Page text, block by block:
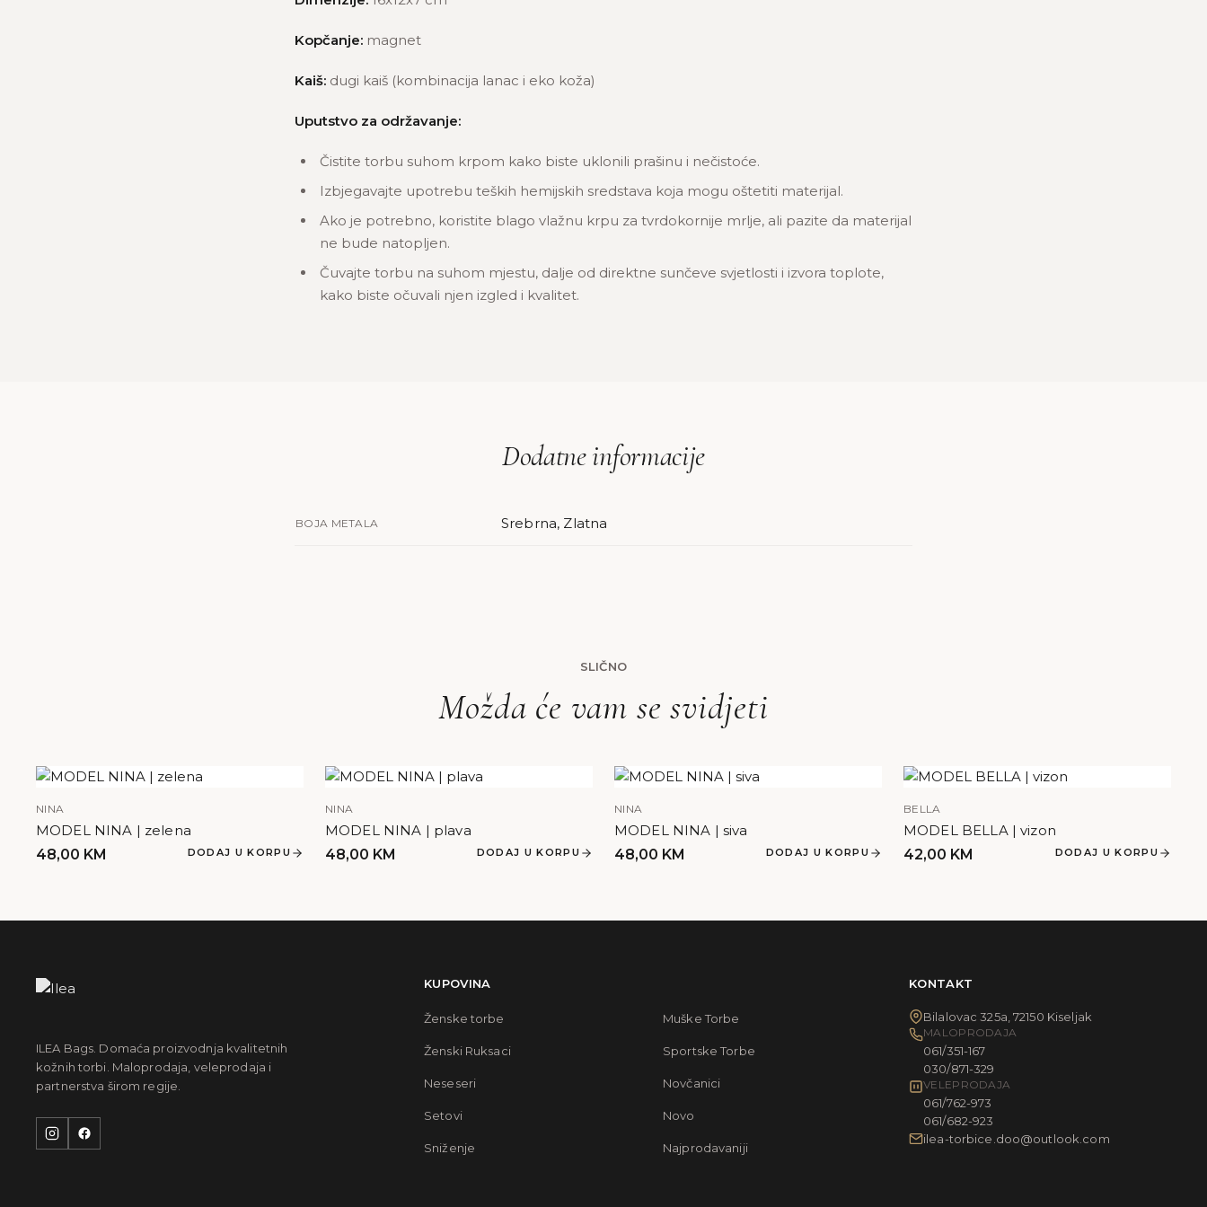
Kopčanje: magnet
Kaiš: dugi kaiš (kombinacija lanac i eko koža)
Uputstvo za održavanje:
Čistite torbu suhom krpom kako biste uklonili prašinu i nečistoće.
Izbjegavajte upotrebu teških hemijskih sredstava koja mogu oštetiti materijal.
Ako je potrebno, koristite blago vlažnu krpu za tvrdokornije mrlje, ali pazite da materijal
ne bude natopljen.
Čuvajte torbu na suhom mjestu, dalje od direktne sunčeve svjetlosti i izvora toplote,
kako biste očuvali njen izgled i kvalitet.
Dodatne informacije
BOJA METALA Srebrna, Zlatna
SLIČNO
Možda će vam se svidjeti
NINA
MODEL NINA | zelena
48,00 KM DODAJ U KORPU
NINA
MODEL NINA | plava
48,00 KM DODAJ U KORPU
NINA
MODEL NINA | siva
48,00 KM DODAJ U KORPU
BELLA
MODEL BELLA | vizon
42,00 KM DODAJ U KORPU
ILEA Bags. Domaća proizvodnja kvalitetnih
kožnih torbi. Maloprodaja, veleprodaja i
partnerstva širom regije.
KUPOVINA
Ženske torbe Muške Torbe
Ženski Ruksaci Sportske Torbe
Neseseri Novčanici
Setovi Novo
Sniženje Najprodavaniji
KONTAKT
Bilalovac 325a, 72150 Kiseljak
MALOPRODAJA
061/351-167
030/871-329
VELEPRODAJA
061/762-973
061/682-923
ilea-torbice.doo@outlook.com